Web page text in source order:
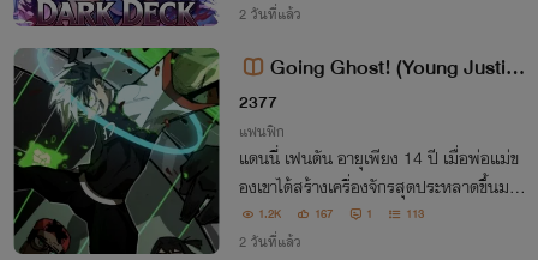
2 วันที่แล้ว
Going Ghost! (Young Justic
e) [นิยายแปล]
2377
แฟนฟิก
แดนนี่ เฟนตัน อายุเพียง 14 ปี เมื่อพ่อแม่ข
องเขาได้สร้างเครื่องจักรสุดประหลาดขึ้นมา
มันถูกออกแบบมาเพื่อมองเห็นโลกที่ไม่เคยเ
ห็นมาก่อน...
1.2K 167 1 113
2 วันที่แล้ว